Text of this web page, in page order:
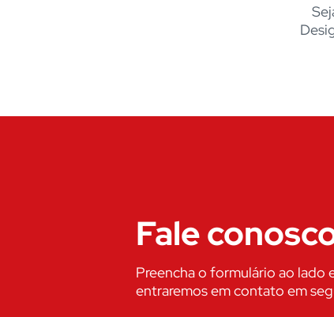
Fale
Preencha o formulário ao lado
entraremos em contato em